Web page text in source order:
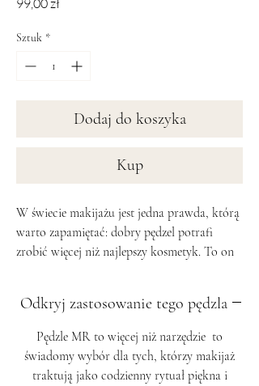
99,00 zł
Sztuk *
Dodaj do koszyka
Kup
W świecie makijażu jest jedna prawda, którą
warto zapamiętać: dobry pędzel potrafi
zrobić więcej niż najlepszy kosmetyk. To on
rozświetlacz subtelnie podkreśli kości
policzkowe. Ale jak się w tym wszystkim nie
pogubić? Który pędzel wybrać duży, skośny,
płaski czy stożkowy?
Odkryj zastosowanie tego pędzla
Pędzle MR to więcej niż narzędzie to
świadomy wybór dla tych, którzy makijaż
traktują jako codzienny rytuał piękna i